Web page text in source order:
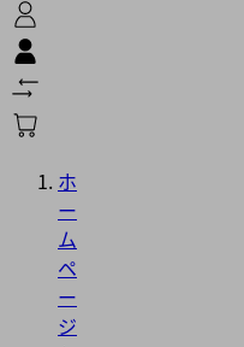
ホ
ー
ム
ペ
ー
ジ